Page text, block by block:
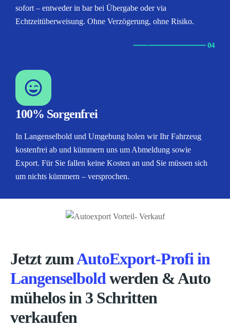
sofort – entweder in bar bei Übergabe oder via
Echtzeitüberweisung. Ohne Verzögerung, ohne Risiko.
⸺⸺⸺⸺⸺ 04
100% Sorgenfrei
In Langenselbold und Umgebung holen wir Ihr Fahrzeug
kostenfrei ab und kümmern uns um Abmeldung sowie
Export. Für Sie fallen keine Kosten an und Sie müssen sich
um nichts kümmern – versprochen.
Jetzt zumAutoExport-Profi in
Langenselboldwerden & Auto
mühelos in 3 Schritten
verkaufen